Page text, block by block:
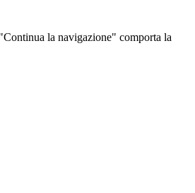
la navigazione" comporta la